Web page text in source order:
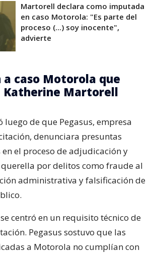
Martorell declara como imputada
en caso Motorola: "Es parte del
proceso (...) soy inocente",
advierte
a caso Motorola que
Katherine Martorell
luego de que Pegasus, empresa
denunciara presuntas
el proceso de adjudicación y
por delitos como fraude al
administrativa y falsificación de
centró en un requisito técnico de
Pegasus sostuvo que las
a Motorola no cumplían con